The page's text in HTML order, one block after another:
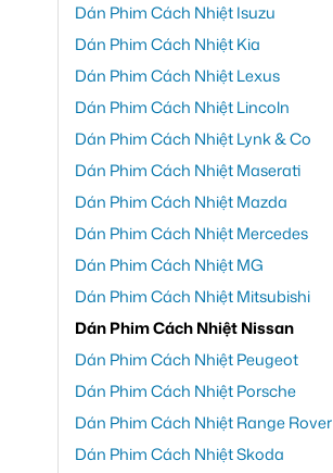
Dán Phim Cách Nhiệt Isuzu
Dán Phim Cách Nhiệt Kia
Dán Phim Cách Nhiệt Lexus
Dán Phim Cách Nhiệt Lincoln
Dán Phim Cách Nhiệt Lynk & Co
Dán Phim Cách Nhiệt Maserati
Dán Phim Cách Nhiệt Mazda
Dán Phim Cách Nhiệt Mercedes
Dán Phim Cách Nhiệt MG
Dán Phim Cách Nhiệt Mitsubishi
Dán Phim Cách Nhiệt Nissan
Dán Phim Cách Nhiệt Peugeot
Dán Phim Cách Nhiệt Porsche
Dán Phim Cách Nhiệt Range Rover
Dán Phim Cách Nhiệt Skoda